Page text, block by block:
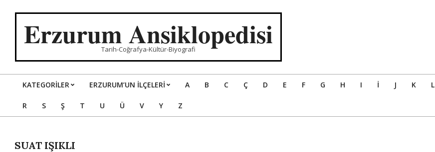
Erzurum Ansiklopedisi
Tarih-Coğrafya-Kültür-Biyografi
Primary
Navigation
KATEGORILER ERZURUM’UN İLÇELERİ A B C Ç D E F G H I İ J K L
R S Ş T U Ü V Y Z
SUAT IŞIKLI